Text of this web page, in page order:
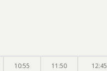
10:55 11:50 12:45